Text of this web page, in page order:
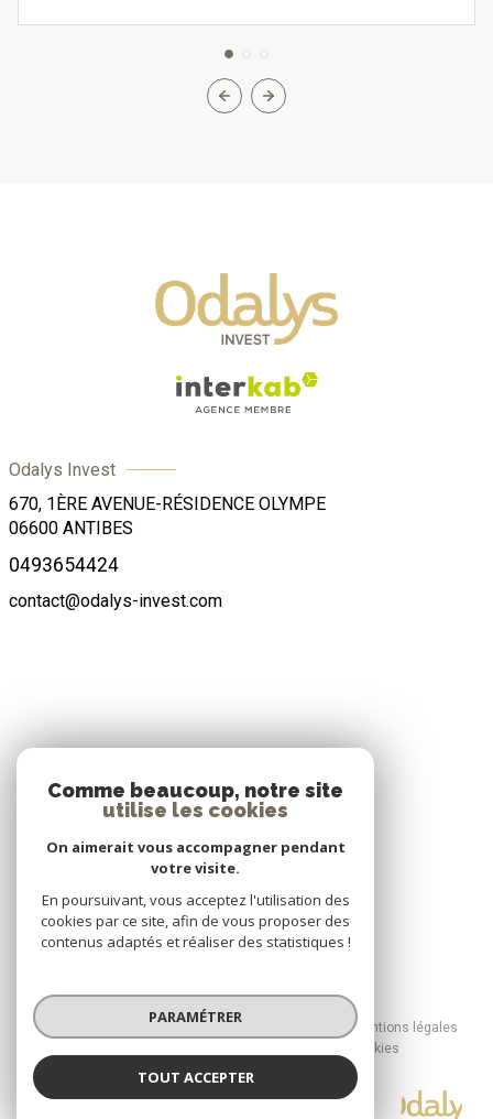
Odalys Invest
Odalys Invest
670, 1ÈRE AVENUE-RÉSIDENCE OLYMPE
06600 ANTIBES
0493654424
contact@odalys-invest.com
Nous adhérons
© 2026 | Tous droits réservés
Mentions légales
Cookies
Comme beaucoup, notre site
utilise les cookies
On aimerait vous accompagner pendant
votre visite.
En poursuivant, vous acceptez l'utilisation des
cookies par ce site, afin de vous proposer des
contenus adaptés et réaliser des statistiques !
PARAMÉTRER
TOUT ACCEPTER